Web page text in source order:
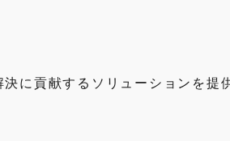
に貢献するソリューションを提